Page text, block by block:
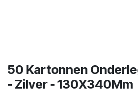
50 Kartonnen
- Zilver - 130X340Mm